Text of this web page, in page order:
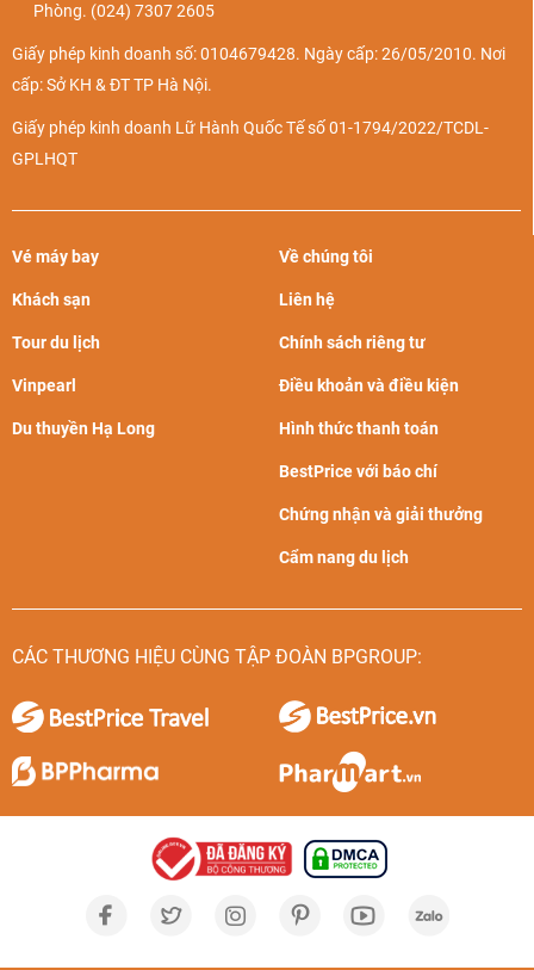
Phòng. (024) 7307 2605
Giấy phép kinh doanh số: 0104679428. Ngày cấp: 26/05/2010. Nơi
cấp: Sở KH & ĐT TP Hà Nội.
Giấy phép kinh doanh Lữ Hành Quốc Tế số 01-1794/2022/TCDL-
GPLHQT
Vé máy bay
Khách sạn
Tour du lịch
Vinpearl
Du thuyền Hạ Long
Về chúng tôi
Liên hệ
Chính sách riêng tư
Điều khoản và điều kiện
Hình thức thanh toán
BestPrice với báo chí
Chứng nhận và giải thưởng
Cẩm nang du lịch
CÁC THƯƠNG HIỆU CÙNG TẬP ĐOÀN BPGROUP: